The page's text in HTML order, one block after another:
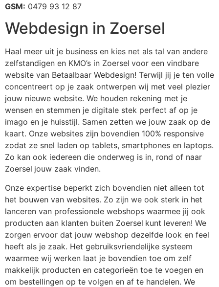
GSM: 0479 93 12 87
Webdesign in Zoersel
Haal meer uit je business en kies net als tal van andere
zelfstandigen en KMO’s in Zoersel voor een vindbare
website van Betaalbaar Webdesign! Terwijl jij je ten volle
concentreert op je zaak ontwerpen wij met veel plezier
jouw nieuwe website. We houden rekening met je
wensen en stemmen je digitale stek perfect af op je
imago en je huisstijl. Samen zetten we jouw zaak op de
kaart. Onze websites zijn bovendien 100% responsive
zodat ze snel laden op tablets, smartphones en laptops.
Zo kan ook iedereen die onderweg is in, rond of naar
Zoersel jouw zaak vinden.
Onze expertise beperkt zich bovendien niet alleen tot
het bouwen van websites. Zo zijn we ook sterk in het
lanceren van professionele webshops waarmee jij ook
producten aan klanten buiten Zoersel kunt leveren! We
zorgen ervoor dat jouw webshop dezelfde look en feel
heeft als je zaak. Het gebruiksvriendelijke systeem
waarmee wij werken laat je bovendien toe om zelf
makkelijk producten en categorieën toe te voegen en
om bestellingen op te volgen en af te handelen. We